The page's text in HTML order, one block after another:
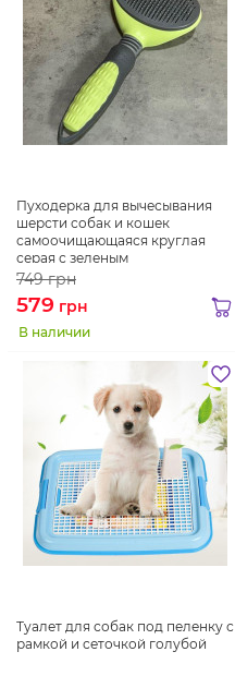
Пуходерка для вычесывания
шерсти собак и кошек
самоочищающаяся круглая
серая с зеленым
749грн
579 грн
В наличии
Туалет для собак под пеленку с
рамкой и сеточкой голубой